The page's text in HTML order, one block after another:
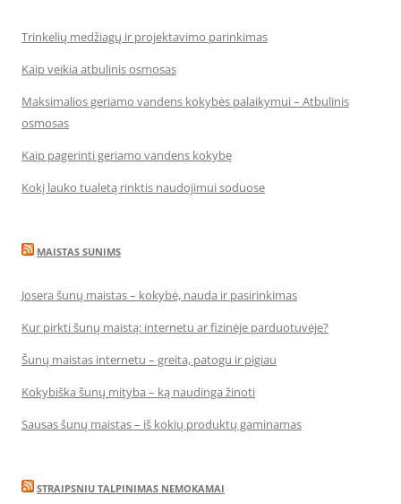
Trinkelių medžiagų ir projektavimo parinkimas
Kaip veikia atbulinis osmosas
Maksimalios geriamo vandens kokybės palaikymui – Atbulinis
osmosas
Kaip pagerinti geriamo vandens kokybę
Kokį lauko tualetą rinktis naudojimui soduose
MAISTAS SUNIMS
Josera šunų maistas – kokybė, nauda ir pasirinkimas
Kur pirkti šunų maistą: internetu ar fizinėje parduotuvėje?
Šunų maistas internetu – greita, patogu ir pigiau
Kokybiška šunų mityba – ką naudinga žinoti
Sausas šunų maistas – iš kokių produktų gaminamas
STRAIPSNIU TALPINIMAS NEMOKAMAI